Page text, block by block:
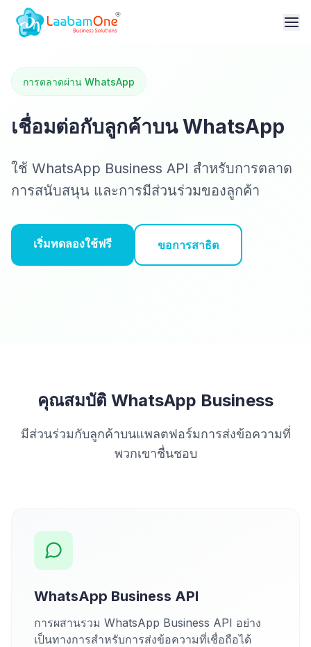
การตลาดผ่าน WhatsApp
เชื่อมต่อกับลูกค้าบน WhatsApp
ใช้ WhatsApp Business API สำหรับการตลาด
การสนับสนุน และการมีส่วนร่วมของลูกค้า
เริ่มทดลองใช้ฟรี ขอการสาธิต
คุณสมบัติ WhatsApp Business
มีส่วนร่วมกับลูกค้าบนแพลตฟอร์มการส่งข้อความที่
พวกเขาชื่นชอบ
WhatsApp Business API
การผสานรวม WhatsApp Business API อย่าง
เป็นทางการสำหรับการส่งข้อความที่เชื่อถือได้